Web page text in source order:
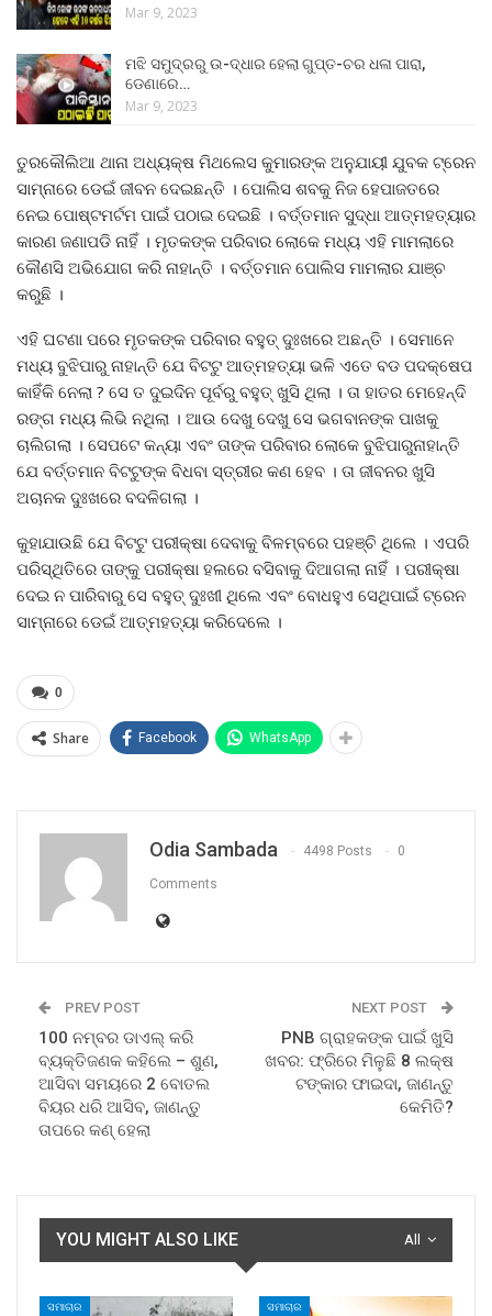
Mar 9, 2023
ମଝି ସମୁଦ୍ରରୁ ଉ-ଦ୍ଧାର ହେଲା ଗୁପ୍ତ-ଚର ଧଳା ପାରା,
ଡେଣାରେ…
Mar 9, 2023
ତୁରକୌଲିଆ ଥାନା ଅଧ୍ୟକ୍ଷ ମିଥଲେସ କୁମାରଙ୍କ ଅନୁଯାୟୀ ଯୁବକ ଟ୍ରେନ
ସାମ୍ନାରେ ଡେଇଁ ଜୀବନ ଦେଇଛନ୍ତି । ପୋଲିସ ଶବକୁ ନିଜ ହେପାଜତରେ
ନେଇ ପୋଷ୍ଟମର୍ଟମ ପାଇଁ ପଠାଇ ଦେଇଛି । ବର୍ତ୍ତମାନ ସୁଦ୍ଧା ଆତ୍ମହତ୍ୟାର
କାରଣ ଜଣାପଡି ନାହିଁ । ମୃତକଙ୍କ ପରିବାର ଲୋକେ ମଧ୍ୟ ଏହି ମାମଲାରେ
କୌଣସି ଅଭିଯୋଗ କରି ନାହାନ୍ତି । ବର୍ତ୍ତମାନ ପୋଲିସ ମାମଲାର ଯାଞ୍ଚ
କରୁଛି ।
ଏହି ଘଟଣା ପରେ ମୃତକଙ୍କ ପରିବାର ବହୁତ୍ ଦୁଃଖରେ ଅଛନ୍ତି । ସେମାନେ
ମଧ୍ୟ ବୁଝିପାରୁ ନାହାନ୍ତି ଯେ ବିଟଟୁ ଆତ୍ମହତ୍ୟା ଭଳି ଏତେ ବଡ ପଦକ୍ଷେପ
କାହିଁକି ନେଲା ? ସେ ତ ଦୁଇଦିନ ପୂର୍ବରୁ ବହୁତ୍ ଖୁସି ଥିଲା । ତା ହାତର ମେହେନ୍ଦି
ରଙ୍ଗ ମଧ୍ୟ ଲିଭି ନଥିଲା । ଆଉ ଦେଖୁ ଦେଖୁ ସେ ଭଗବାନଙ୍କ ପାଖକୁ
ଚାଲିଗଲା । ସେପଟେ କନ୍ୟା ଏବଂ ତାଙ୍କ ପରିବାର ଲୋକେ ବୁଝିପାରୁନାହାନ୍ତି
ଯେ ବର୍ତ୍ତମାନ ବିଟଟୁଙ୍କ ବିଧବା ସ୍ତ୍ରୀର କଣ ହେବ । ତା ଜୀବନର ଖୁସି
ଅଚାନକ ଦୁଃଖରେ ବଦଳିଗଲା ।
କୁହାଯାଉଛି ଯେ ବିଟଟୁ ପରୀକ୍ଷା ଦେବାକୁ ବିଳମ୍ବରେ ପହଞ୍ଚି ଥିଲେ । ଏପରି
ପରିସ୍ଥିତିରେ ତାଙ୍କୁ ପରୀକ୍ଷା ହଲରେ ବସିବାକୁ ଦିଆଗଲା ନାହିଁ । ପରୀକ୍ଷା
ଦେଇ ନ ପାରିବାରୁ ସେ ବହୁତ୍ ଦୁଃଖୀ ଥିଲେ ଏବଂ ବୋଧହୁଏ ସେଥିପାଇଁ ଟ୍ରେନ
ସାମ୍ନାରେ ଡେଇଁ ଆତ୍ମହତ୍ୟା କରିଦେଲେ ।
0
Share Facebook WhatsApp
Odia Sambada 4498 Posts 0
Comments
PREV POST
100 ନମ୍ବର ଡାଏଲ୍ କରି
ବ୍ୟକ୍ତିଜଣକ କହିଲେ – ଶୁଣ,
ଆସିବା ସମୟରେ 2 ବୋତଲ
ବିୟର ଧରି ଆସିବ, ଜାଣନ୍ତୁ
ତାପରେ କଣ୍ ହେଲା
NEXT POST
PNB ଗ୍ରାହକଙ୍କ ପାଇଁ ଖୁସି
ଖବର: ଫ୍ରିରେ ମିଳୁଛି 8 ଲକ୍ଷ
ଟଙ୍କାର ଫାଇଦା, ଜାଣନ୍ତୁ
କେମିତି?
All
YOU MIGHT ALSO LIKE
ସମାଚାର ସମାଚାର